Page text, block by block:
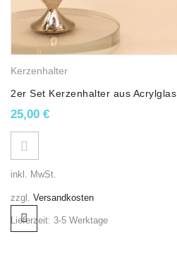
Kerzenhalter
2er Set Kerzenhalter aus Acrylglas
25,00 €
inkl. MwSt.
zzgl. Versandkosten
Lieferzeit: 3-5 Werktage